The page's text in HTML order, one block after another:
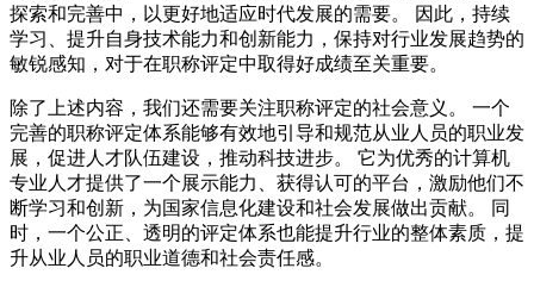
探索和完善中，以更好地适应时代发展的需要。 因此，持续
学习、提升自身技术能力和创新能力，保持对行业发展趋势的
敏锐感知，对于在职称评定中取得好成绩至关重要。
除了上述内容，我们还需要关注职称评定的社会意义。 一个
完善的职称评定体系能够有效地引导和规范从业人员的职业发
展，促进人才队伍建设，推动科技进步。 它为优秀的计算机
专业人才提供了一个展示能力、获得认可的平台，激励他们不
断学习和创新，为国家信息化建设和社会发展做出贡献。 同
时，一个公正、透明的评定体系也能提升行业的整体素质，提
升从业人员的职业道德和社会责任感。